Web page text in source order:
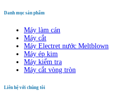
Danh mục sản phẩm
Máy làm cán
Máy cắt
Máy Electret nước Meltblown
Máy ép kim
Máy kiểm tra
Máy cắt vòng tròn
Liên hệ với chúng tôi